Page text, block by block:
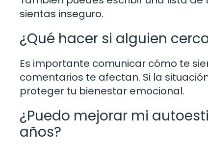
sientas inseguro.
¿Qué hacer si alguien
Es importante comunicar cómo te
comentarios te afectan. Si la
proteger tu bienestar emocional.
¿Puedo mejorar mi
años?